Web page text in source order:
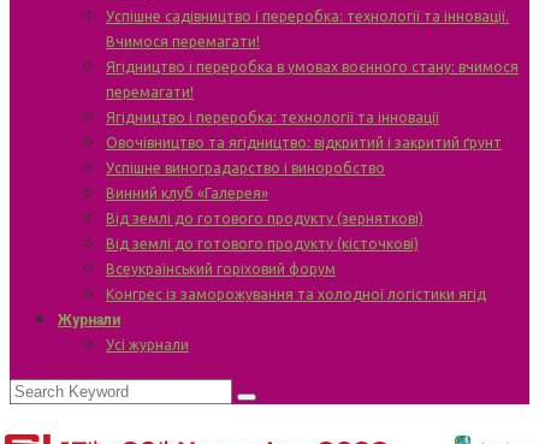
Успішне садівництво і переробка: технології та інновації.
Вчимося перемагати!
Ягідництво і переробка в умовах воєнного стану: вчимося
перемагати!
Ягідництво і переробка: технології та інновації
Овочівництво та ягідництво: відкритий і закритий ґрунт
Успішне виноградарство і виноробство
Винний клуб «Галерея»
Від землі до готового продукту (зерняткові)
Від землі до готового продукту (кісточкові)
Всеукраїнський горіховий форум
Конгрес із заморожування та холодної логістики ягід
Журнали
Усі журнали